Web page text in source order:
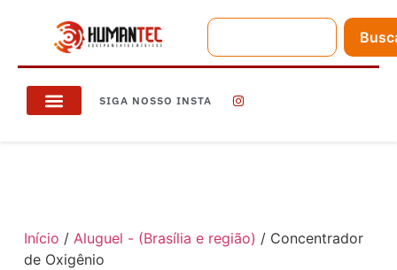
SIGA NOSSO INSTA
Início / Aluguel - (Brasília e região) / Concentrador
de Oxigênio